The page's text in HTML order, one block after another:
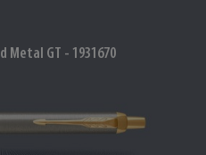
Metal GT - 1931670